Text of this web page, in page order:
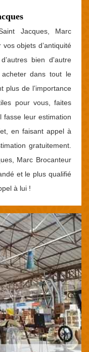
Jacques, Marc
objets d’antiquité
bien d'autre
dans tout le
plus de l’importance
pour vous, faites
fasse leur estimation
en faisant appel à
gratuitement.
Marc Brocanteur
et le plus qualifié
à lui !